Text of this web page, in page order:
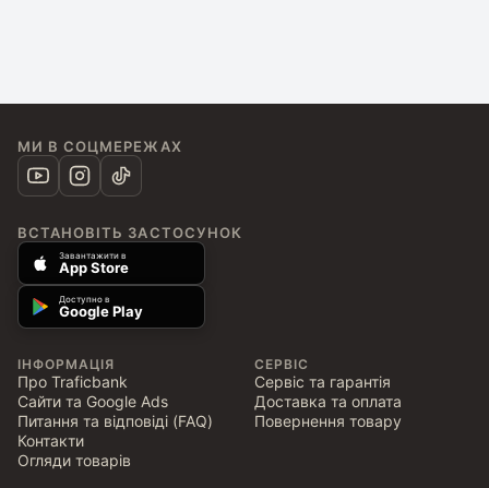
МИ В СОЦМЕРЕЖАХ
ВСТАНОВІТЬ ЗАСТОСУНОК
Завантажити в
App Store
Доступно в
Google Play
ІНФОРМАЦІЯ
Про Traficbank
Сайти та Google Ads
Питання та відповіді (FAQ)
Контакти
Огляди товарів
СЕРВІС
Сервіс та гарантія
Доставка та оплата
Повернення товару